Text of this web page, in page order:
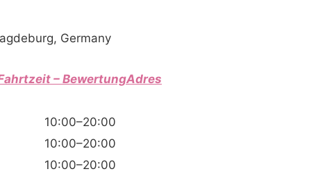
Germany
– BewertungAdres
10:00–20:00
10:00–20:00
10:00–20:00